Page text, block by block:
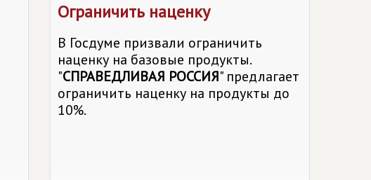
Ограничить наценку
В Госдуме призвали ограничить
наценку на базовые продукты.
"СПРАВЕДЛИВАЯ РОССИЯ" предлагает
ограничить наценку на продукты до
10%.